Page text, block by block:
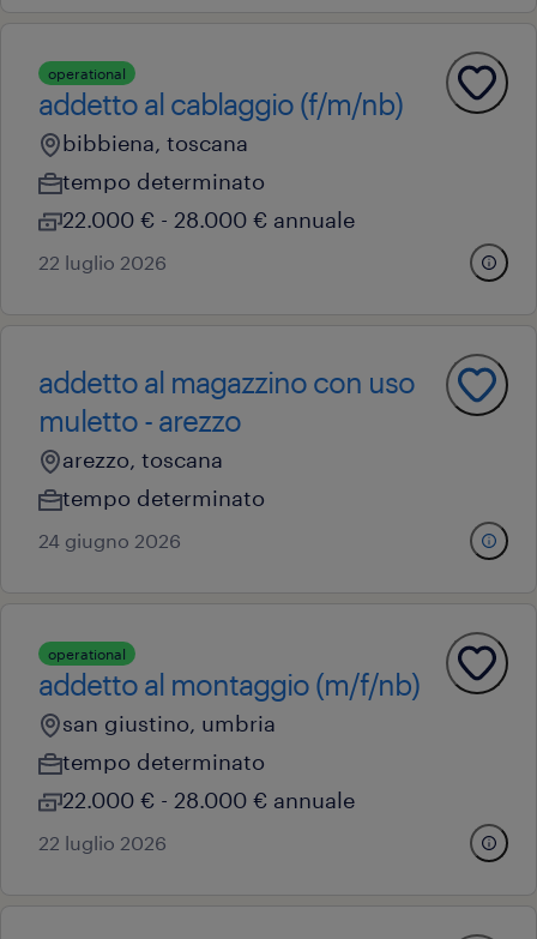
operational
addetto al cablaggio (f/m/nb)
bibbiena, toscana
tempo determinato
22.000 € - 28.000 € annuale
22 luglio 2026
addetto al magazzino con uso
muletto - arezzo
arezzo, toscana
tempo determinato
24 giugno 2026
operational
addetto al montaggio (m/f/nb)
san giustino, umbria
tempo determinato
22.000 € - 28.000 € annuale
22 luglio 2026